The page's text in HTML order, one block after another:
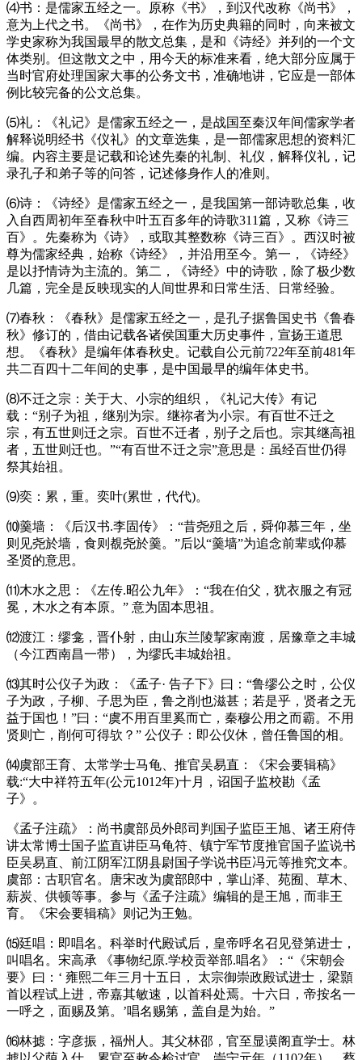
⑷书：是儒家五经之一。原称《书》，到汉代改称《尚书》，
意为上代之书。《尚书》，在作为历史典籍的同时，向来被文
学史家称为我国最早的散文总集，是和《诗经》并列的一个文
体类别。但这散文之中，用今天的标准来看，绝大部分应属于
当时官府处理国家大事的公务文书，准确地讲，它应是一部体
例比较完备的公文总集。
⑸礼：《礼记》是儒家五经之一，是战国至秦汉年间儒家学者
解释说明经书《仪礼》的文章选集，是一部儒家思想的资料汇
编。内容主要是记载和论述先秦的礼制、礼仪，解释仪礼，记
录孔子和弟子等的问答，记述修身作人的准则。
⑹诗：《诗经》是儒家五经之一，是我国第一部诗歌总集，收
入自西周初年至春秋中叶五百多年的诗歌311篇，又称《诗三
百》。先秦称为《诗》，或取其整数称《诗三百》。西汉时被
尊为儒家经典，始称《诗经》，并沿用至今。第一，《诗经》
是以抒情诗为主流的。第二，《诗经》中的诗歌，除了极少数
几篇，完全是反映现实的人间世界和日常生活、日常经验。
⑺春秋：《春秋》是儒家五经之一，是孔子据鲁国史书《鲁春
秋》修订的，借由记载各诸侯国重大历史事件，宣扬王道思
想。《春秋》是编年体春秋史。记载自公元前722年至前481年
共二百四十二年间的史事，是中国最早的编年体史书。
⑻不迁之宗：关于大、小宗的组织，《礼记大传》有记
载：“别子为祖，继别为宗。继祢者为小宗。有百世不迁之
宗，有五世则迁之宗。百世不迁者，别子之后也。宗其继高祖
者，五世则迁也。”“有百世不迁之宗”意思是：虽经百世仍得
祭其始祖。
⑼奕：累，重。奕叶(累世，代代)。
⑽羹墙：《后汉书.李固传》：“昔尧殂之后，舜仰慕三年，坐
则见尧於墙，食则覩尧於羹。”后以“羹墙”为追念前辈或仰慕
圣贤的意思。
⑾木水之思：《左传.昭公九年》：“我在伯父，犹衣服之有冠
冕，木水之有本原。” 意为固本思祖。
⑿渡江：缪龛，晋仆射，由山东兰陵挈家南渡，居豫章之丰城
（今江西南昌一带），为缪氏丰城始祖。
⒀其时公仪子为政：《孟子· 告子下》曰：“鲁缪公之时，公仪
子为政，子柳、子思为臣，鲁之削也滋甚；若是乎，贤者之无
益于国也！”曰：“虞不用百里奚而亡，秦穆公用之而霸。不用
贤则亡，削何可得欤？” 公仪子：即公仪休，曾任鲁国的相。
⒁虞部王育、太常学士马龟、推官吴易直：《宋会要辑稿》
载:“大中祥符五年(公元1012年)十月，诏国子监校勘《孟
子》。
《孟子注疏》：尚书虞部员外郎司判国子监臣王旭、诸王府侍
讲太常博士国子监直讲臣马龟符、镇宁军节度推官国子监说书
臣吴易直、前江阴军江阴县尉国子学说书臣冯元等推究文本。
虞部：古职官名。唐宋改为虞部郎中，掌山泽、苑囿、草木、
薪炭、供顿等事。参与《孟子注疏》编辑的是王旭，而非王
育。《宋会要辑稿》则记为王勉。
⒂廷唱：即唱名。科举时代殿试后，皇帝呼名召见登第进士，
叫唱名。宋高承
《事物纪原.学校贡举部.唱名》：“《宋朝会
要》曰：‘ 雍熙二年三月十五日，
太宗御崇政殿试进士，梁顥
首以程试上进，帝嘉其敏速，以首科处焉。十六日，帝按名一
一呼之，面赐及第。’唱名赐第，盖自是为始。”
⒃林摅：字彦振，福州人。其父林邵，官至显谟阁直学士。林